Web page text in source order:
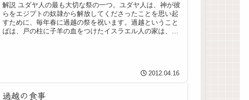
解説 ユダヤ人の最も大切な祭の一つ。ユダヤ人は、神が彼
らをエジプトの奴隷から解放してくださったことを思い起
すために、毎年春に過越の祭を祝います。過越ということ
ばは、戸の柱に子羊の血をつけたイスラエル人の家は、死
2012.04.16
過越の食事